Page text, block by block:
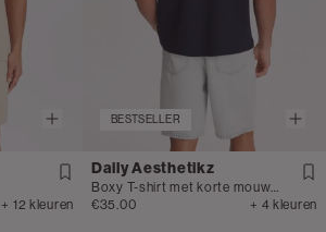
+ 12 kleuren
BESTSELLER
Daily Aesthetikz
€35.00
+ 4 kleuren